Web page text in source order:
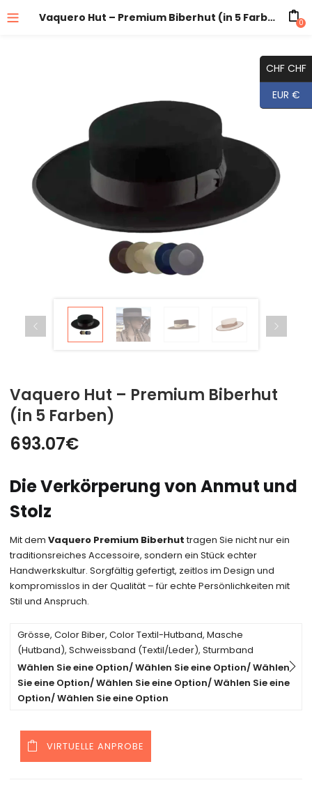
Vaquero Hut – Premium Biberhut (in 5 Farben) 0
Vaquero Hut – Premium Biberhut
(in 5 Farben)
693.07€
Die Verkörperung vonAnmut und
Stolz
Mit demVaquero Premium Biberhuttragen Sie nicht nur ein
traditionsreiches Accessoire, sondern ein Stück echter
Handwerkskultur. Sorgfältig gefertigt, zeitlos im Design und
kompromisslos in der Qualität – für echte Persönlichkeiten mit
Stil und Anspruch.
Grösse, Color Biber, Color Textil-Hutband, Masche
(Hutband), Schweissband (Textil/Leder), Sturmband
Wählen Sie eine Option/ Wählen Sie eine Option/ Wählen
Sie eine Option/ Wählen Sie eine Option/ Wählen Sie eine
Option/ Wählen Sie eine Option
VIRTUELLE ANPROBE
CHF CHF
EUR €